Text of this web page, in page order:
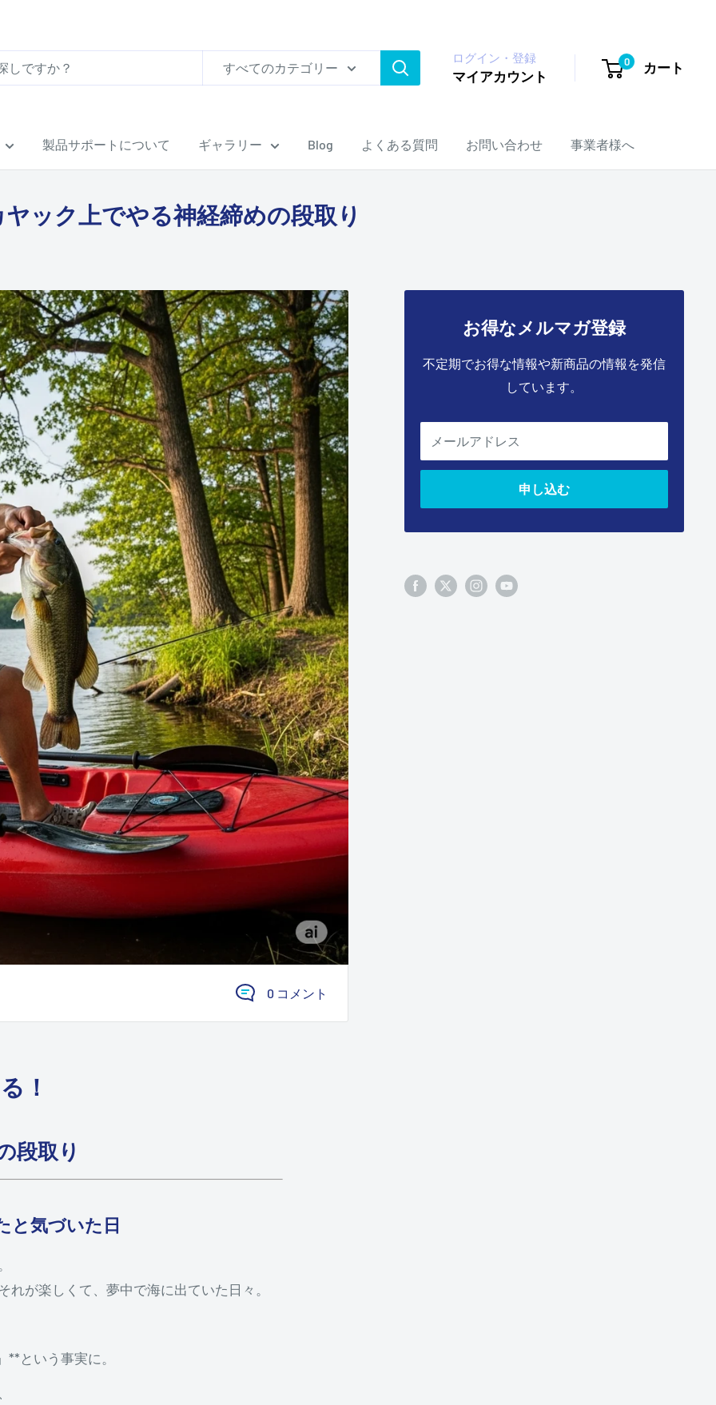
すべてのカテゴリー
ログイン・登録
マイアカウント
0 カート
製品サポートについて ギャラリー Blog よくある質問 お問い合わせ 事業者様へ
ック上でやる神経締めの段取り
0 コメント
！
段取り
と気づいた日
が楽しくて、夢中で海に出ていた日々。
という事実に。
お得なメルマガ登録
不定期でお得な情報や新商品の情報を発信
しています。
メールアドレス
申し込む